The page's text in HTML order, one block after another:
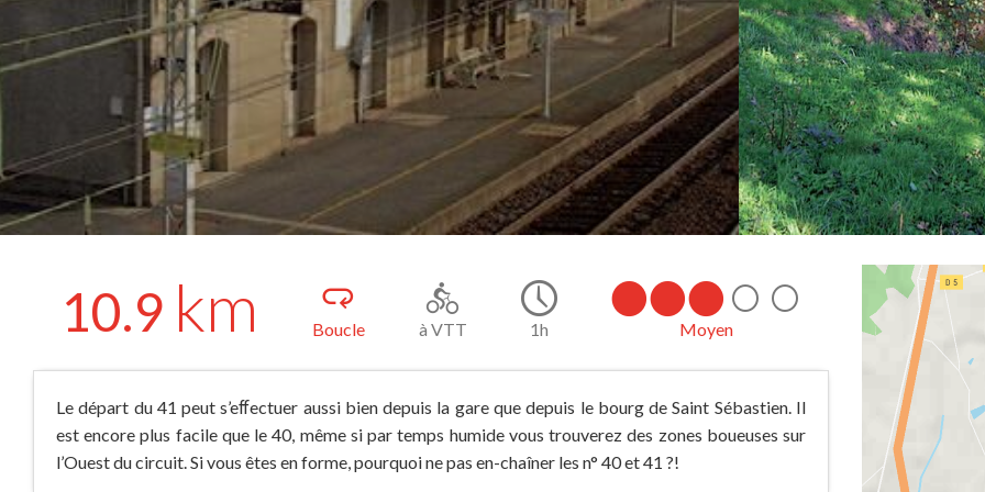
10.9 km Boucle à VTT 1h Moyen
Le départ du 41 peut s’eﬀectuer aussi bien depuis la gare que depuis le bourg de Saint Sébastien. Il
est encore plus facile que le 40, même si par temps humide vous trouverez des zones boueuses sur
l’Ouest du circuit. Si vous êtes en forme, pourquoi ne pas en-chaîner les n° 40 et 41 ?!